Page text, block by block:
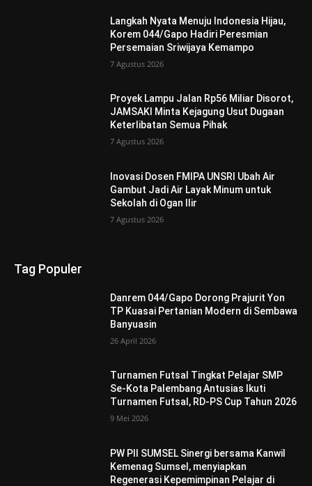
Langkah Nyata Menuju Indonesia Hijau,
Korem 044/Gapo Hadiri Peresmian
Persemaian Sriwijaya Kemampo
7 Agustus 2026
Proyek Lampu Jalan Rp56 Miliar Disorot,
JAMSAKI Minta Kejagung Usut Dugaan
Keterlibatan Semua Pihak
7 Agustus 2026
Inovasi Dosen FMIPA UNSRI Ubah Air
Gambut Jadi Air Layak Minum untuk
Sekolah di Ogan Ilir
7 Agustus 2026
Tag Populer
Danrem 044/Gapo Dorong Prajurit Yon
TP Kuasai Pertanian Modern di Sembawa
Banyuasin
26 April 2026
Turnamen Futsal Tingkat Pelajar SMP
Se-Kota Palembang Antusias Ikuti
Turnamen Futsal, RD-PS Cup Tahun 2026
9 Mei 2026
PW PII SUMSEL Sinergi bersama Kanwil
Kemenag Sumsel, menyiapkan
Regenerasi Kepemimpinan Pelajar di